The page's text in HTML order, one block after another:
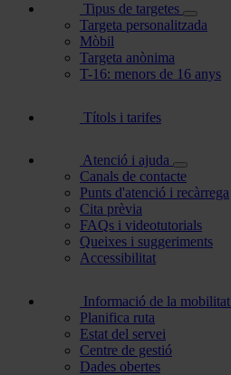
Tipus de targetes
Targeta personalitzada
Mòbil
Targeta anònima
T-16: menors de 16 anys
Títols i tarifes
Atenció i ajuda
Canals de contacte
Punts d'atenció i recàrrega
Cita prèvia
FAQs i videotutorials
Queixes i suggeriments
Accessibilitat
Informació de la mobilitat
Planifica ruta
Estat del servei
Centre de gestió
Dades obertes